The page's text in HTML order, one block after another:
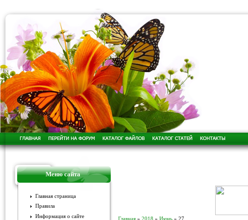
Меню сайта
Главная страница
Правила
Информация о сайте
Главная » 2018 » Июнь » 27